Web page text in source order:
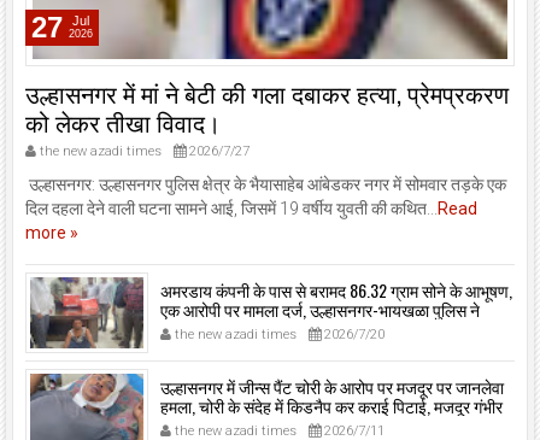
27 Jul
2026
उल्हासनगर में मां ने बेटी की गला दबाकर हत्या, प्रेमप्रकरण
को लेकर तीखा विवाद।
the new azadi times 2026/7/27
उल्हासनगर: उल्हासनगर पुलिस क्षेत्र के भैयासाहेब आंबेडकर नगर में सोमवार तड़के एक
दिल दहला देने वाली घटना सामने आई, जिसमें 19 वर्षीय युवती की कथित...
Read
more »
अमरडाय कंपनी के पास से बरामद 86.32 ग्राम सोने के आभूषण,
एक आरोपी पर मामला दर्ज, उल्हासनगर-भायखळा पुलिस ने
घरफोड़ियों के संबंध में एक आरोपी से महत्वपूर्ण पूछताछ के बाद
आरोपी के साथी के ठिकाने से 10,90,261 रुपये मूल्य के सोने के
आभूषण बरामद किए।
the new azadi times 2026/7/20
उल्हासनगर में जीन्स पैंट चोरी के आरोप पर मजदूर पर जानलेवा
हमला, चोरी के संदेह में किडनैप कर कराई पिटाई, मजदूर गंभीर
रूप से जख्मी।
the new azadi times 2026/7/11